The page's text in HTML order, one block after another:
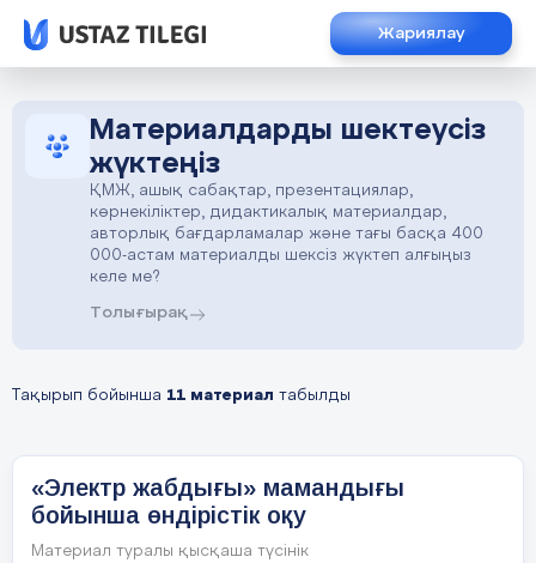
Жариялау
Материалдарды шектеусіз
жүктеңіз
ҚМЖ, ашық сабақтар, презентациялар,
көрнекіліктер, дидактикалық материалдар,
авторлық бағдарламалар және тағы басқа 400
000-астам материалды шексіз жүктеп алғыңыз
келе ме?
Толығырақ
Тақырып бойынша 11 материал табылды
«Электр жабдығы» мамандығы
бойынша өндірістік оқу
Материал туралы қысқаша түсінік